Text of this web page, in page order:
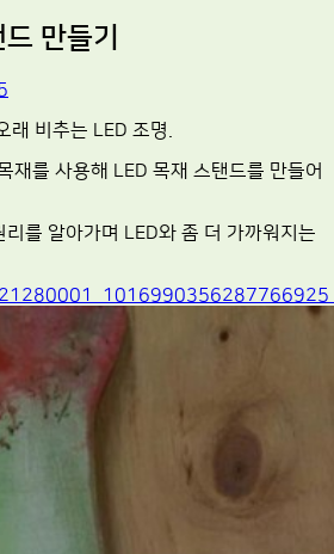
만들기
래 비추는 LED 조명.
재를 사용해 LED 목재 스탠드를 만들어
를 알아가며 LED와 좀 더 가까워지는